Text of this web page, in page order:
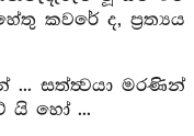
කවරේ ද, ප්‍රත්‍යය
... සත්ත්‍වයා මරණින්
යි හෝ ...